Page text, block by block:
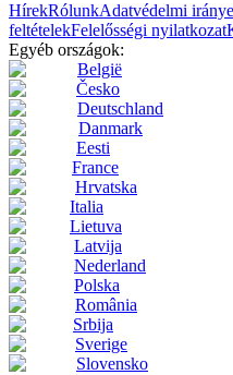
HírekRólunkAdatvédelmi
feltételekFelelősségi nyilatkozat
Egyéb országok:
België
Česko
Deutschland
Danmark
Eesti
France
Hrvatska
Italia
Lietuva
Latvija
Nederland
Polska
România
Srbija
Sverige
Slovensko